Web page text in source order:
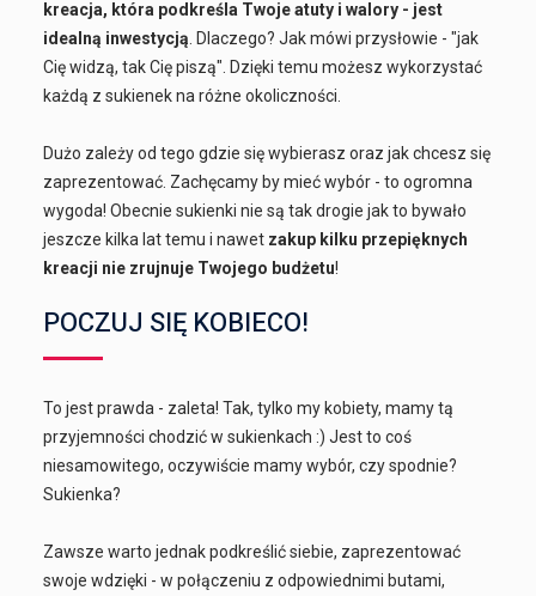
kreacja, która podkreśla Twoje atuty i walory - jest
idealną inwestycją . Dlaczego? Jak mówi przysłowie - "jak
Cię widzą, tak Cię piszą". Dzięki temu możesz wykorzystać
każdą z sukienek na różne okoliczności.
Dużo zależy od tego gdzie się wybierasz oraz jak chcesz się
zaprezentować. Zachęcamy by mieć wybór - to ogromna
wygoda! Obecnie sukienki nie są tak drogie jak to bywało
jeszcze kilka lat temu i nawet zakup kilku przepięknych
kreacji nie zrujnuje Twojego budżetu!
POCZUJ SIĘ KOBIECO!
To jest prawda - zaleta! Tak, tylko my kobiety, mamy tą
przyjemności chodzić w sukienkach :) Jest to coś
niesamowitego, oczywiście mamy wybór, czy spodnie?
Sukienka?
Zawsze warto jednak podkreślić siebie, zaprezentować
swoje wdzięki - w połączeniu z odpowiednimi butami,